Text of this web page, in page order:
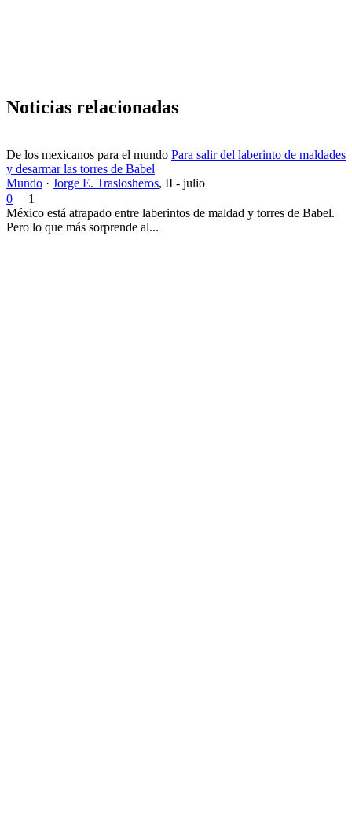
Noticias relacionadas
De los mexicanos para el mundo Para salir del laberinto de maldades
y desarmar las torres de Babel
Mundo · Jorge E. Traslosheros, II - julio
0
1
México está atrapado entre laberintos de maldad y torres de Babel.
Pero lo que más sorprende al...